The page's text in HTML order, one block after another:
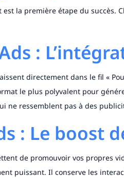
est la première étape du succès.
:
directement dans le fil «
le plus polyvalent pour
ne ressemblent pas à des
: Le boost
de promouvoir vos propres
puissant. Il conserve les